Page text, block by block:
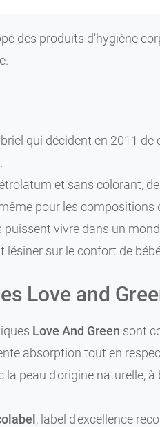
des produits d'hygiène
qui décident en 2011
et sans colorant,
pour les compositions
vivre dans un
sur le confort de
Love and
Love And Green sont
absorption tout en
peau d'origine naturelle, à
, label d'excellence